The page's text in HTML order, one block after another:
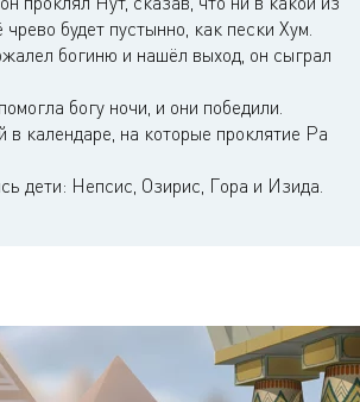
будет пустынно, как пески Хум.
богиню и нашёл выход, он сыграл
богу ночи, и они победили.
календаре, на которые проклятие Ра
дети: Непсис, Озирис, Гора и Изида.